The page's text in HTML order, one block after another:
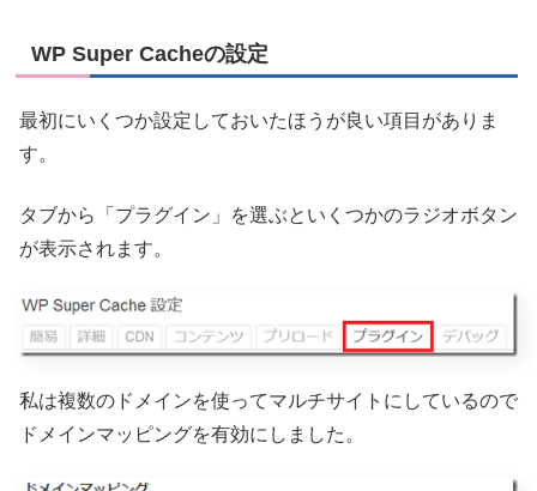
WP Super Cacheの設定
最初にいくつか設定しておいたほうが良い項目がありま
す。
タブから「プラグイン」を選ぶといくつかのラジオボタン
が表示されます。
私は複数のドメインを使ってマルチサイトにしているので
ドメインマッピングを有効にしました。